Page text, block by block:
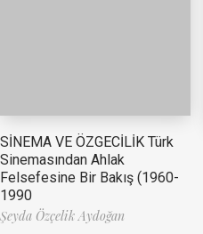
SİNEMA VE ÖZGECİLİK Türk
Sinemasından Ahlak
Felsefesine Bir Bakış (1960-
1990
Şeyda Özçelik Aydoğan